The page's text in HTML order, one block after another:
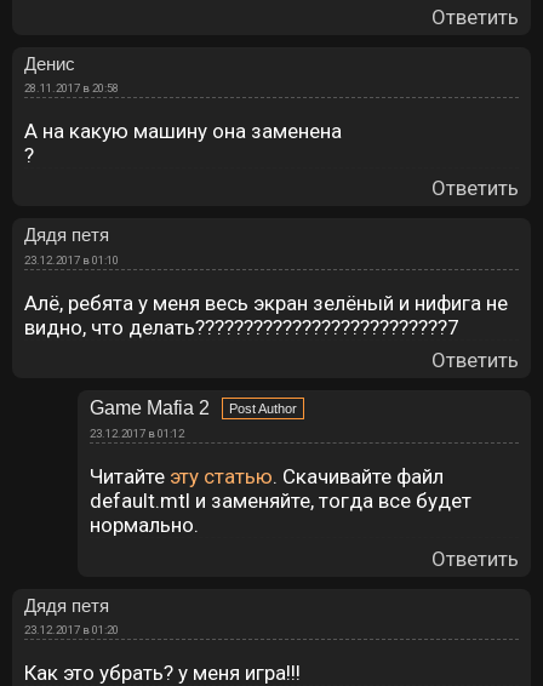
Ответить
Денис
28.11.2017 в 20:58
А на какую машину она заменена
?
Ответить
Дядя петя
23.12.2017 в 01:10
Алё, ребята у меня весь экран зелёный и нифига не
видно, что делать??????????????????????????7
Ответить
Game Mafia 2
23.12.2017 в 01:12
Читайте эту статью. Скачивайте файл
default.mtl и заменяйте, тогда все будет
нормально.
Ответить
Дядя петя
23.12.2017 в 01:20
Как это убрать? у меня игра!!!